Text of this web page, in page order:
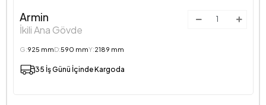
Armin
İkili Ana Gövde
G:925 mmD:590 mmY:2189 mm
35 İş Günü İçinde Kargoda